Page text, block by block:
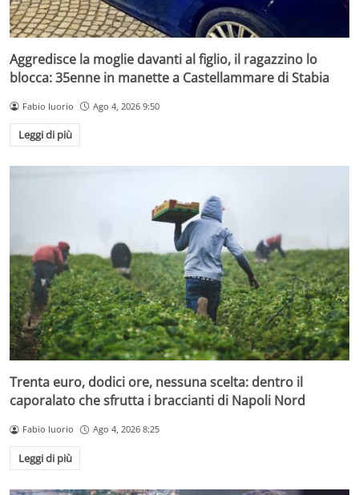
Aggredisce la moglie davanti al figlio, il ragazzino lo
blocca: 35enne in manette a Castellammare di Stabia
Fabio Iuorio Ago 4, 2026 9:50
Leggi di più
Trenta euro, dodici ore, nessuna scelta: dentro il
caporalato che sfrutta i braccianti di Napoli Nord
Fabio Iuorio Ago 4, 2026 8:25
Leggi di più